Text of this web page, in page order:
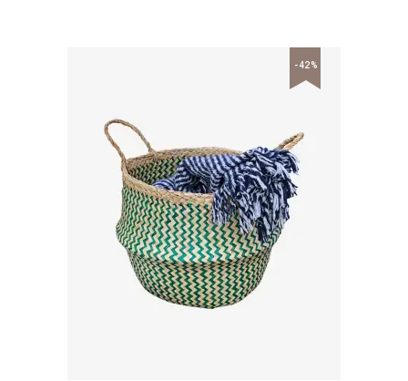
-42%